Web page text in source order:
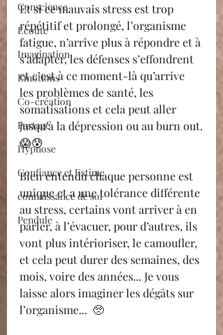
Conscience
Ecoute
Imagination
Emotions
Co-création
Partage
Hypnose
Confiance et Estime
connaissance de soi
Pendule
Et si ce mauvais stress est trop
répétitif et prolongé, l’organisme
fatigue, n’arrive plus à répondre et à
s’adapter, les défenses s’effondrent
et c’est à ce moment-là qu’arrive
les problèmes de santé, les
somatisations et cela peut aller
jusqu’à la dépression ou au burn out.
😱😰
Bien entendu chaque personne est
unique et a une tolérance différente
au stress, certains vont arriver à en
parler, à l’évacuer, pour d’autres, ils
vont plus intérioriser, le camoufler,
et cela peut durer des semaines, des
mois, voire des années... Je vous
laisse alors imaginer les dégâts sur
l’organisme...  🥺